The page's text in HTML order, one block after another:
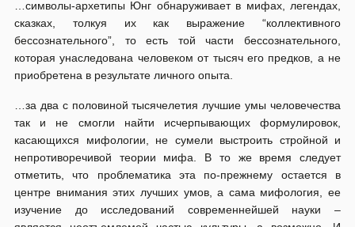
…символы-архетипы Юнг обнаруживает в мифах, легендах,
сказках, толкуя их как выражение “коллективного
бессознательного”, то есть той части бессознательного,
которая унаследована человеком от тысяч его предков, а не
приобретена в результате личного опыта.
…за два с половиной тысячелетия лучшие умы человечества
так и не смогли найти исчерпывающих формулировок,
касающихся мифологии, не сумели выстроить стройной и
непротиворечивой теории мифа. В то же время следует
отметить, что проблематика эта по-прежнему остается в
центре внимания этих лучших умов, а сама мифология, ее
изучение до исследований современнейшей науки –